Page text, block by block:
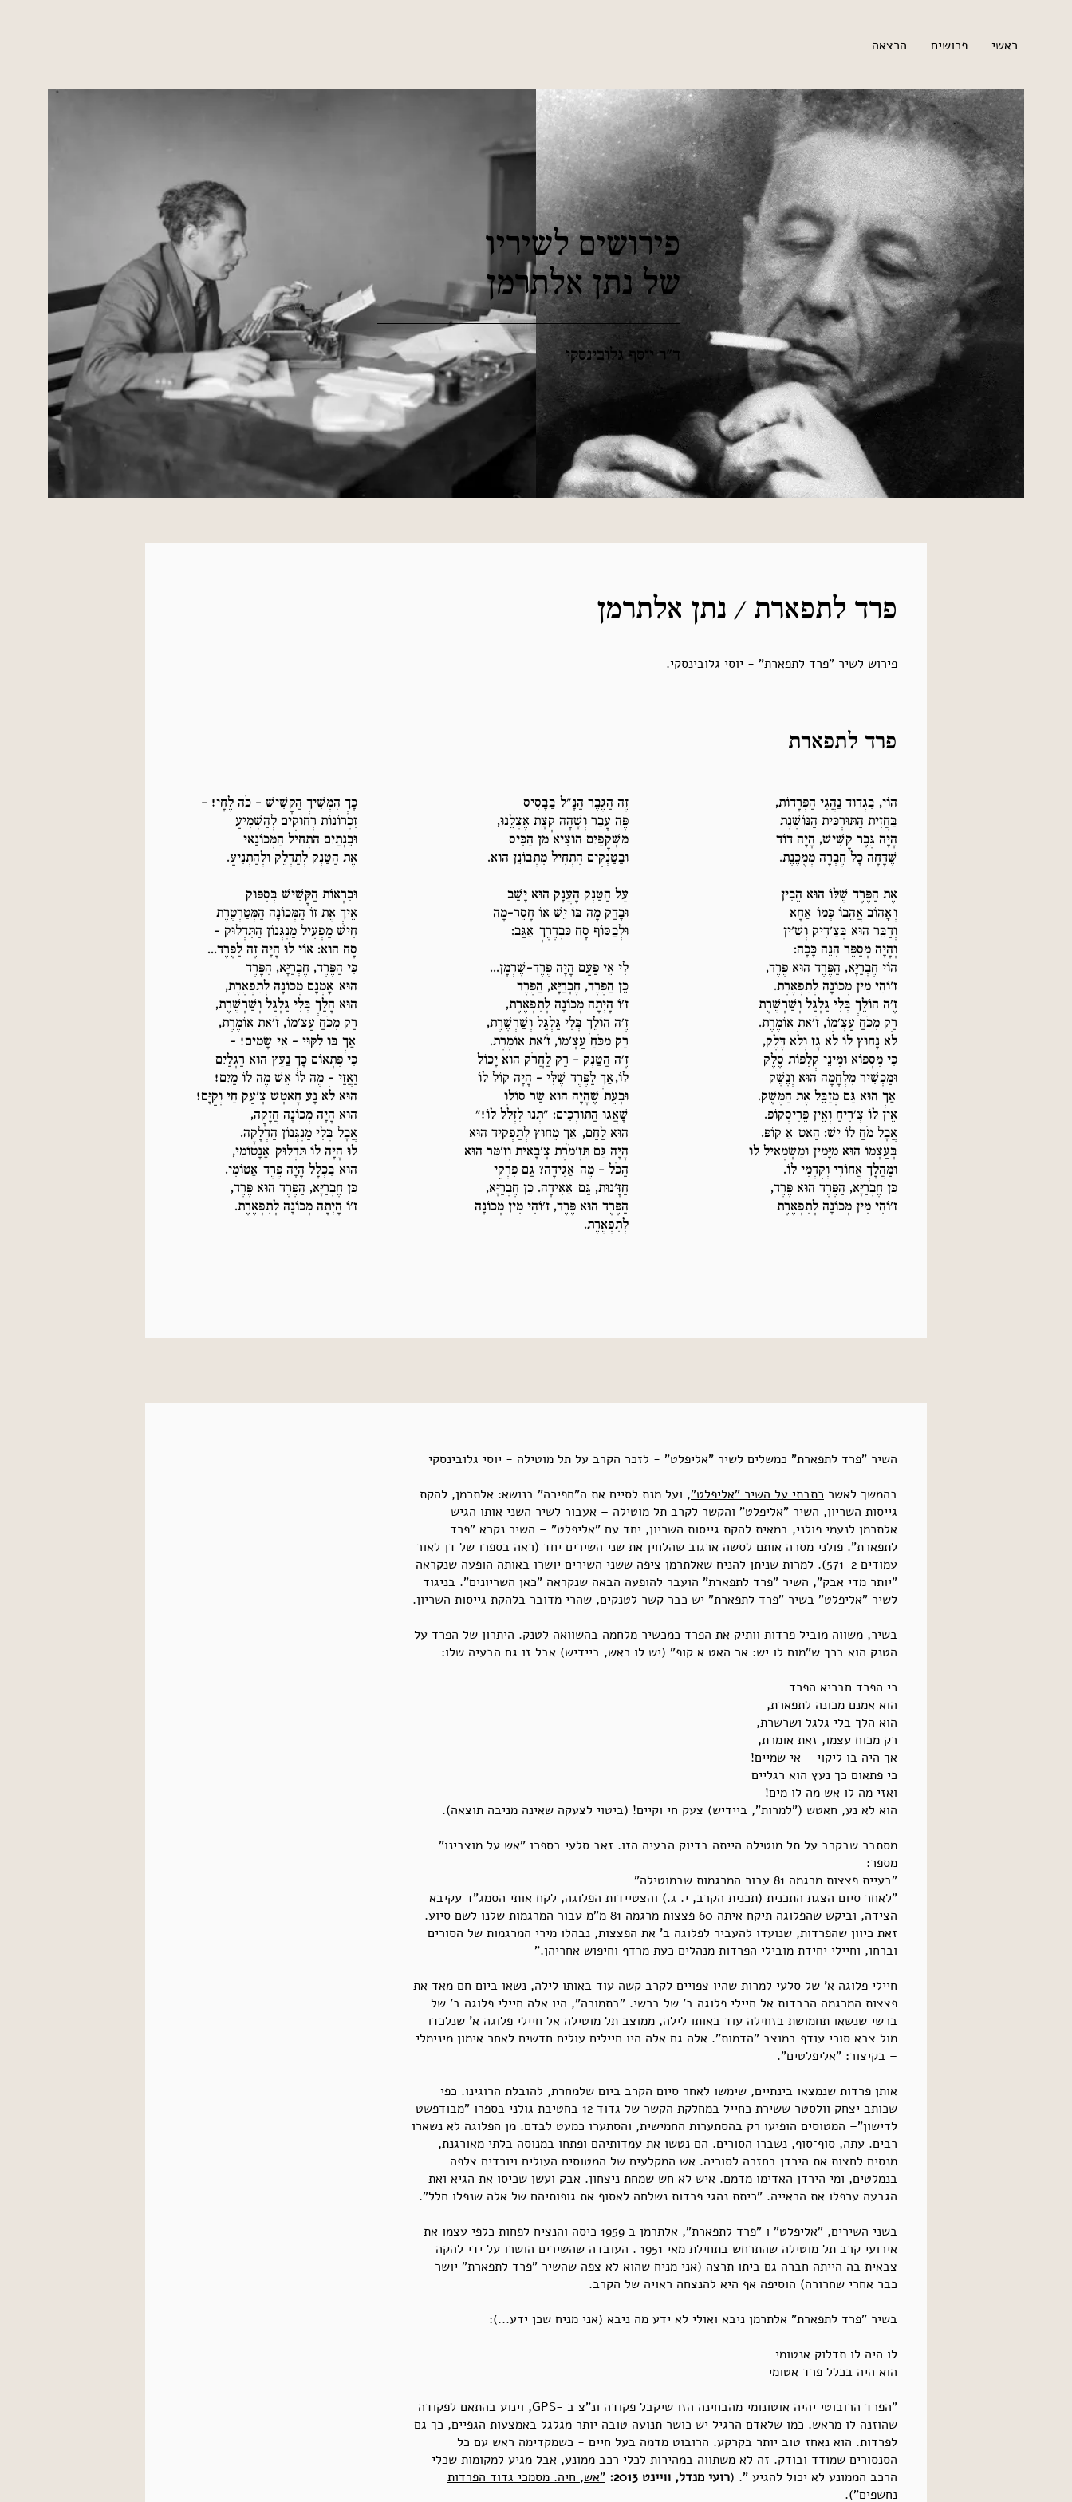
ראשי פרושים הרצאה
פירושים לשיריו
של נתן אלתרמן
ד"ר יוסף גלובינסקי
פרד לתפארת / נתן אלתרמן
פירוש לשיר "פרד לתפארת" - יוסי גלובינסקי.
פרד לתפארת
כָּךְ הִמְשִׁיךְ הַקָּשִׁישׁ – כֹּה לֶחָי! -
זִכְרוֹנוֹת רְחוֹקִים לְהַשְׁמִיעַ
וּבֵנְתַיִם הִתְחִיל הַמְּכוֹנַאי
אֶת הַטַּנְק לְתַדְלֵק וּלְהַתְנִיעַ.
וּבִרְאוֹת הַקָּשִׁישׁ בְּסִפּוּק
אֵיךְ אֶת זוֹ הַמְּכוֹנָה הַמְּטַרְטֶרֶת
חִישׁ מַפְעִיל מַנְגְּנוֹן הַתִּדְלוּק –
סָח הוּא: אוֹי לוּ הָיָה זֶה לַפֶּרֶד...
כִּי הַפֶּרֶד, חֶבְרַיָּא, הִפָּרֶד
הוּא אָמְנָם מְכוֹנָה לְתִפְאֶרֶת,
הוּא הָלַךְ בְּלִי גַּלְגַּל וְשַׁרְשֶׁרֶת,
רַק מִכֹּחַ עַצ'מוֹ, זֹ'את אוֹמֶרֶת,
אַךְ בּוֹ לִקּוּי – אֵי שָׂמִים! –
כִּי פִּתְאוֹם כָּךְ נַעַץ הוּא רַגְלַיִם
וַאֲזַי – מֶה לוֹ אֵשׁ מֶה לוֹ מַיִם!
הוּא לֹא נָע חָאטְשׁ צְ'עַק חַי וְקַיָּם!
הוּא הָיָה מְכוֹנָה חֲזָקָה,
אֲבָל בְּלִי מַנְגְּנוֹן הַדְלָקָה.
לוּ הָיָה לוֹ תִּדְלוּק אָנָטוֹמִי,
הוּא בִּכְלָל הָיָה פֶּרֶד אָטוֹמִי.
כֵּן חֶבְרַיָּא, הַפֶּרֶד הוּא פֶּרֶד,
ז'וֹ הָיְתָה מְכוֹנָה לְתִפְאֶרֶת.
זֶה הַגֶּבֶר הַנָּ"ל בַּבָּסִיס
פֶּה עָבַר וְשָׁהָה קְצָת אֶצְלֵנוּ,
מִשְׁקָפַיִם הוֹצִיא מִן הַכִּיס
וּבַטַּנְקִים הִתְחִיל מִתְבּוֹנֵן הוּא.
עַל הַטַּנְק הָעֲנָק הוּא יָשַׁב
וּבָדַק מָה בּוֹ יֵשׁ אוֹ חָסֵר-מָה
וּלְבַסּוֹף סָח כִּבְדֶרֶךְ אַגַּב:
לִי אֵי פַּעַם הָיָה פֶּרֶד-שֶׁרְמָן...
כֵּן הַפֶּרֶד, חֶבְרַיָּא, הַפֶּרֶד
ז'וֹ הָיְתָה מְכוֹנָה לְתִפְאֶרֶת,
זֶ'ה הוֹלֵךְ בְּלִי גַּלְגַּל וְשַׁרְשֶׁרֶת,
רַק מִכֹּחַ עַצְ'מוֹ, זֹ'את אוֹמֶרֶת.
זֶ'ה הַטַּנְק – רַק לַחֲרֹק הוּא יָכוֹל
לוֹ,אַךְ לַפֶּרֶד שֶׁלִּי – הָיָה קוֹל לוֹ
וּבְעֵת שֶׁהָיָה הוּא שַׂר סוֹלוֹ
שָׁאֲגוּ הַתּוּרְכִּים: "תְּנוּ לִזְלֹל לוֹ!"
הוּא לַחַם, אַךְ מֵחוּץ לְתַפְקִיד הוּא
הָיָה גַּם תִּזְ'מֹרֶת צְ'בָאִית וְזִ'מֵּר הוּא
הַכֹּל – מֶה אַגִּידָה? גַּם פִּרְקֵי
חַזָּ'נוּת, גַּם אַאִידָה. כֵּן חֶבְרַיָּא,
הַפֶּרֶד הוּא פֶּרֶד, ז'וֹהִי מִין מְכוֹנָה
לְתִפְאֶרֶת.
הוֹי, בִּגְדוּד נַהֲגִי הַפְּרָדוֹת,
בַּחֲזִית הַתּוּרְכִּית הַנּוֹשֶׁנֶת
הָיָה גֶּבֶר קָשִׁישׁ, הָיָה דוֹד
שֶׁדָּחָה כָּל חֶבְרָה מְמֻכֶּנֶת.
אֶת הַפֶּרֶד שֶׁלּוֹ הוּא הֵבִין
וְאָהוֹב אֲהֵבוֹ כְּמוֹ אַחָא
וְדַבֵּר הוּא בְּצַ'דִיק וְשִׁ'ין
וְהָיָה מְסַפֵּר הִנֵּה כָּכָה:
הוֹי חֶבְרַיָּא, הַפֶּרֶד הוּא פֶּרֶד,
ז'וֹהִי מִין מְכוֹנָה לְתִפְאֶרֶת.
זֶ'ה הוֹלֵךְ בְּלִי גַּלְגַּל וְשַׁרְשֶׁרֶת
רַק מִכֹּחַ עַצְ'מוֹ, זֹ'את אוֹמֶרֶת.
לֹא נָחוּץ לוֹ לֹא גָז וְלֹא דֶּלֶק,
כִּי מִסְפּוֹא וּמִינֵי קְלִפּוֹת סֶלֶק
וּמַכְשִׁיר מִלְחָמָה הוּא וְנֶשֶׁק
אַךְ הוּא גַּם מְזַבֵּל אֶת הַמֶּשֶׁק.
אֵין לוֹ צְ'רִיחַ וְאֵין פֵּרִיסְקוֹפּ.
אֲבָל מֹחַ לוֹ יֵשׁ: הַאט אַ קוֹפּ.
בְּעַצְמוֹ הוּא מִיָּמִין וּמַשְׂמְאִיל לוֹ
וּמַהֲלָךְ אֲחוֹרִי וְקִדְמִי לוֹ.
כֵּן חֶבְרַיָּא, הַפֶּרֶד הוּא פֶּרֶד,
ז'וֹהִי מִין מְכוֹנָה לְתִפְאֶרֶת
השיר "פרד לתפארת" כמשלים לשיר "אליפלט" - לזכר הקרב על תל מוטילה - יוסי גלובינסקי
בהמשך לאשר כתבתי על השיר "אליפלט", ועל מנת לסיים את ה"חפירה" בנושא: אלתרמן, להקת
גייסות השריון, השיר "אליפלט" והקשר לקרב תל מוטילה – אעבור לשיר השני אותו הגיש
אלתרמן לנעמי פולני, במאית להקת גייסות השריון, יחד עם "אליפלט" – השיר נקרא "פרד
לתפארת". פולני מסרה אותם לסשה ארגוב שהלחין את שני השירים יחד (ראה בספרו של דן לאור
עמודים 571-2). למרות שניתן להניח שאלתרמן ציפה ששני השירים יושרו באותה הופעה שנקראה
"יותר מדי אבק", השיר "פרד לתפארת" הועבר להופעה הבאה שנקראה "כאן השריונים". בניגוד
לשיר "אליפלט" בשיר "פרד לתפארת" יש כבר קשר לטנקים, שהרי מדובר בלהקת גייסות השריון.
בשיר, משווה מוביל פרדות וותיק את הפרד כמכשיר מלחמה בהשוואה לטנק. היתרון של הפרד על
הטנק הוא בכך ש"מוח לו יש: אר האט א קופ" (יש לו ראש, ביידיש) אבל זו גם הבעיה שלו:
כי הפרד חבריא הפרד
הוא אמנם מכונה לתפארת,
הוא הלך בלי גלגל ושרשרת,
רק מכוח עצמו, זאת אומרת,
אך היה בו ליקוי – אי שמיים! –
כי פתאום כך נעץ הוא רגליים
ואזי מה לו אש מה לו מים!
הוא לא נע, חאטש ("למרות", ביידיש) צעק חי וקיים! (ביטוי לצעקה שאינה מניבה תוצאה).
מסתבר שבקרב על תל מוטילה הייתה בדיוק הבעיה הזו. זאב סלעי בספרו "אש על מוצבינו"
מספר:
"בעיית פצצות מרגמה 81 עבור המרגמות שבמוטילה"
"לאחר סיום הצגת התכנית (תכנית הקרב, י. ג.) והצטיידות הפלוגה, לקח אותי הסמג"ד עקיבא
הצידה, וביקש שהפלוגה תיקח איתה 60 פצצות מרגמה 81 מ"מ עבור המרגמות שלנו לשם סיוע.
זאת כיוון שהפרדות, שנועדו להעביר לפלוגה ב' את הפצצות, נבהלו מירי המרגמות של הסורים
וברחו, וחיילי יחידת מובילי הפרדות מנהלים כעת מרדף וחיפוש אחריהן."
חיילי פלוגה א' של סלעי למרות שהיו צפויים לקרב קשה עוד באותו לילה, נשאו ביום חם מאד את
פצצות המרגמה הכבדות אל חיילי פלוגה ב' של ברשי. "בתמורה", היו אלה חיילי פלוגה ב' של
ברשי שנשאו תחמושת בזחילה עוד באותו לילה, ממוצב תל מוטילה אל חיילי פלוגה א' שנלכדו
מול צבא סורי עודף במוצב "הדמות". אלה גם אלה היו חיילים עולים חדשים לאחר אימון מינימלי
– בקיצור: "אליפלטים".
אותן פרדות שנמצאו בינתיים, שימשו לאחר סיום הקרב ביום שלמחרת, להובלת הרוגינו. כפי
שכותב יצחק וולסטר ששירת כחייל במחלקת הקשר של גדוד 12 בחטיבת גולני בספרו "מבודפשט
לדישון"– המטוסים הופיעו רק בהסתערות החמישית, והסתערו כמעט לבדם. מן הפלוגה לא נשארו
רבים. עתה, סוף־סוף, נשברו הסורים. הם נטשו את עמדותיהם ופתחו במנוסה בלתי מאורגנת,
מנסים לחצות את הירדן בחזרה לסוריה. אש המקלעים של המטוסים העולים ויורדים צלפה
בנמלטים, ומי הירדן האדימו מדמם. איש לא חש שמחת ניצחון. אבק ועשן שכיסו את הגיא ואת
הגבעה ערפלו את הראייה. "כיתת נהגי פרדות נשלחה לאסוף את גופותיהם של אלה שנפלו חלל".
בשני השירים, "אליפלט" ו "פרד לתפארת", אלתרמן ב 1959 כיסה והנציח לפחות כלפי עצמו את
אירועי קרב תל מוטילה שהתרחש בתחילת מאי 1951 . העובדה שהשירים הושרו על ידי להקה
צבאית בה הייתה חברה גם ביתו תרצה (אני מניח שהוא לא צפה שהשיר "פרד לתפארת" יושר
כבר אחרי שחרורה) הוסיפה אף היא להנצחה ראויה של הקרב.
בשיר "פרד לתפארת" אלתרמן ניבא ואולי לא ידע מה ניבא (אני מניח שכן ידע...):
לו היה לו תדלוק אנטומי
הוא היה בכלל פרד אטומי
"הפרד הרובוטי יהיה אוטונומי מהבחינה הזו שיקבל פקודה ונ"צ ב -GPS, וינוע בהתאם לפקודה
שהוזנה לו מראש. כמו שלאדם הרגיל יש כושר תנועה טובה יותר מגלגל באמצעות הגפיים, כך גם
לפרדות. הוא נאחז טוב יותר בקרקע. הרובוט מדמה בעל חיים - כשמקדימה ראש עם כל
הסנסורים שמודד ובודק. זה לא משתווה במהירות לכלי רכב ממונע, אבל מגיע למקומות שכלי
הרכב הממונע לא יכול להגיע ". (רועי מנדל, וויינט 2013:
"אש, חיה. מסמכי גדוד הפרדות
נחשפים").